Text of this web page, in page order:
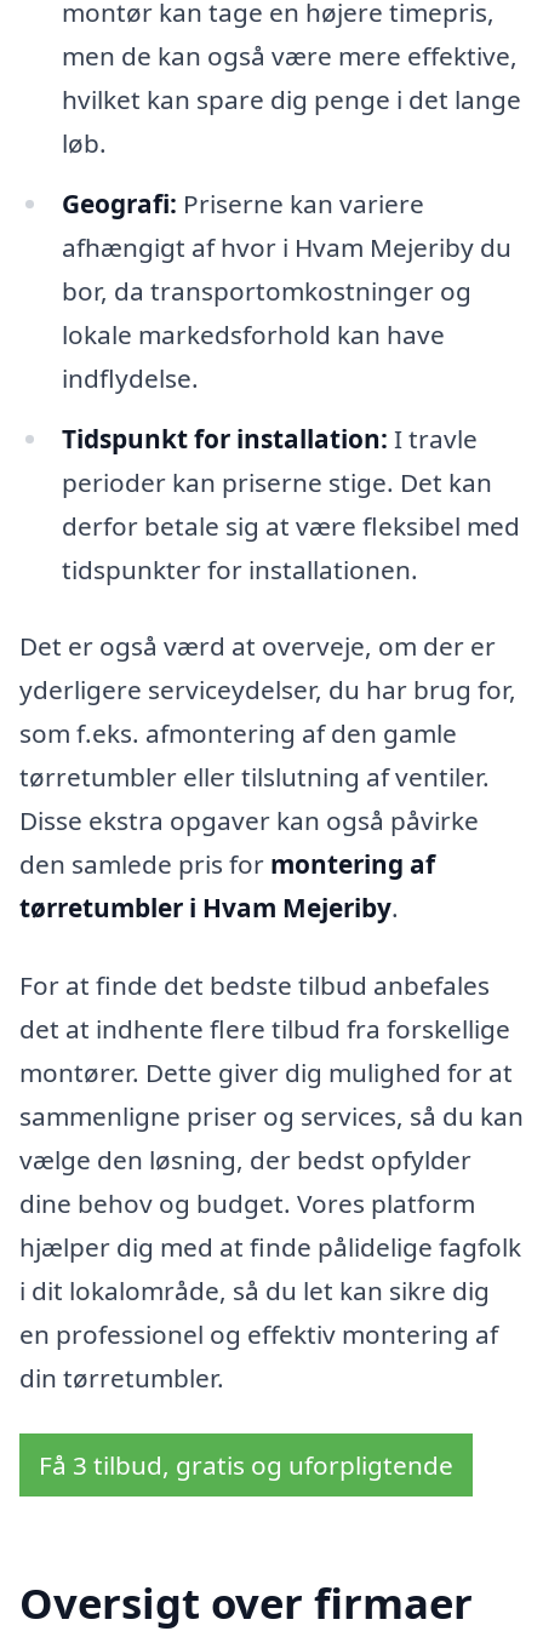
montør kan tage en højere timepris,
men de kan også være mere effektive,
hvilket kan spare dig penge i det lange
løb.
Geografi: Priserne kan variere
afhængigt af hvor i Hvam Mejeriby du
bor, da transportomkostninger og
lokale markedsforhold kan have
indflydelse.
Tidspunkt for installation: I travle
perioder kan priserne stige. Det kan
derfor betale sig at være fleksibel med
tidspunkter for installationen.
Det er også værd at overveje, om der er
yderligere serviceydelser, du har brug for,
som f.eks. afmontering af den gamle
tørretumbler eller tilslutning af ventiler.
Disse ekstra opgaver kan også påvirke
den samlede pris for montering af
tørretumbler i Hvam Mejeriby.
For at finde det bedste tilbud anbefales
det at indhente flere tilbud fra forskellige
montører. Dette giver dig mulighed for at
sammenligne priser og services, så du kan
vælge den løsning, der bedst opfylder
dine behov og budget. Vores platform
hjælper dig med at finde pålidelige fagfolk
i dit lokalområde, så du let kan sikre dig
en professionel og effektiv montering af
din tørretumbler.
Få 3 tilbud, gratis og uforpligtende
Oversigt over firmaer